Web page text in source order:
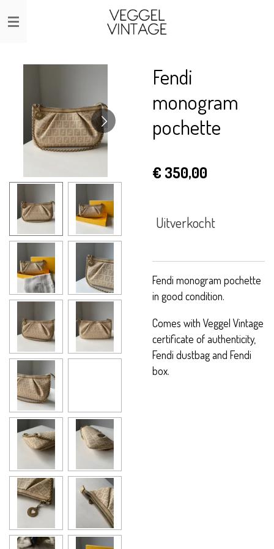
Ga
direct
Fendi
monogram
pochette
€ 350,00
Uitverkocht
Fendi monogram pochette
in good condition.
Comes with Veggel Vintage
certificate of authenticity,
Fendi dustbag and Fendi
box.